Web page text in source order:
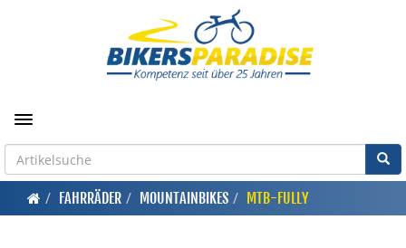
Toggle navigation
FAHRRÄDER MOUNTAINBIKES MTB-FULLY